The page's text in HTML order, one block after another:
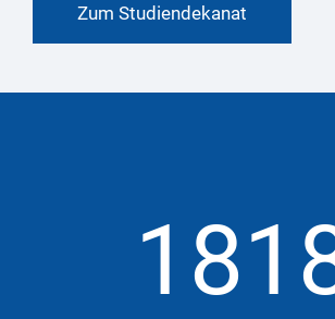
Zum Studiendekanat